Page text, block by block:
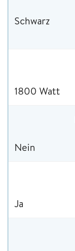
Schwarz
1800 Watt
Nein
Ja